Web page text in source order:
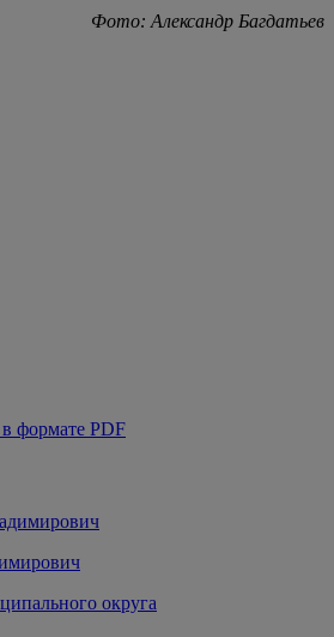
Фото: Александр Багдатьев
формате PDF
округа